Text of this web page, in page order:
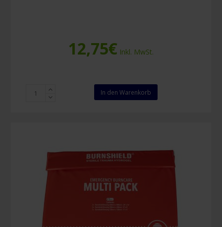
12,75€ Inkl. MwSt.
Burnshield
In den Warenkorb